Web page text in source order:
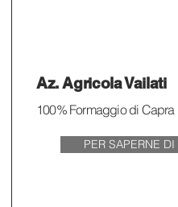
Az. Agricola Vailati
100% Formaggio di Capra
PER SAPERNE DI